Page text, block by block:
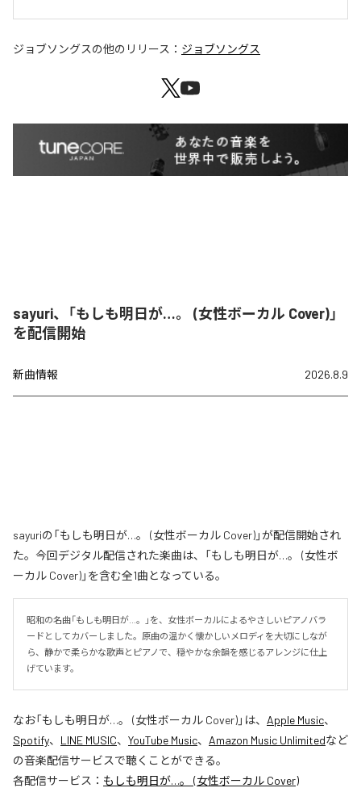
ジョブソングスの他のリリース： ジョブソングス
sayuri、「もしも明日が…。 (女性ボーカル Cover)」
を配信開始
新曲情報 2026.8.9
sayuriの「もしも明日が…。 (女性ボーカル Cover)」が配信開始され
た。今回デジタル配信された楽曲は、「もしも明日が…。 (女性ボ
ーカル Cover)」を含む全1曲となっている。
昭和の名曲「もしも明日が…。」を、女性ボーカルによるやさしいピアノバラ
ードとしてカバーしました。原曲の温かく懐かしいメロディを大切にしなが
ら、静かで柔らかな歌声とピアノで、穏やかな余韻を感じるアレンジに仕上
げています。
なお「もしも明日が…。 (女性ボーカル Cover)」は、 Apple Music、
Spotify、 LINE MUSIC、 YouTube Music、 Amazon Music Unlimitedなど
の音楽配信サービスで聴くことができる。
各配信サービス： もしも明日が…。 (女性ボーカル Cover)